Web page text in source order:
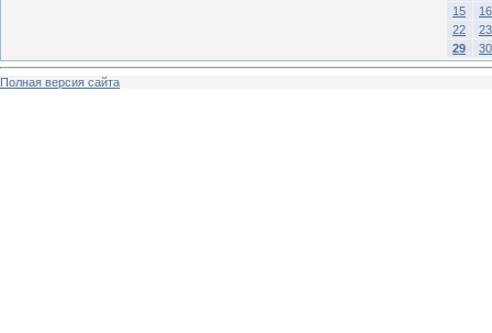
15
16
22
23
29
30
Полная версия сайта